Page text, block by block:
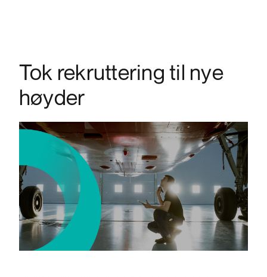
Tok rekruttering til nye
høyder